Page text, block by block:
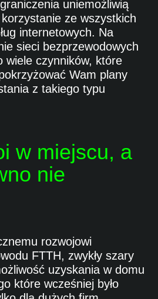
uniemożliwią
ze wszystkich
internetowych. Na
sieci bezprzewodowych
wiele czynników, które
Wam plany
z takiego typu
w miejscu, a
nie
rozwojowi
FTTH, zwykły szary
uzyskania w domu
które wcześniej było